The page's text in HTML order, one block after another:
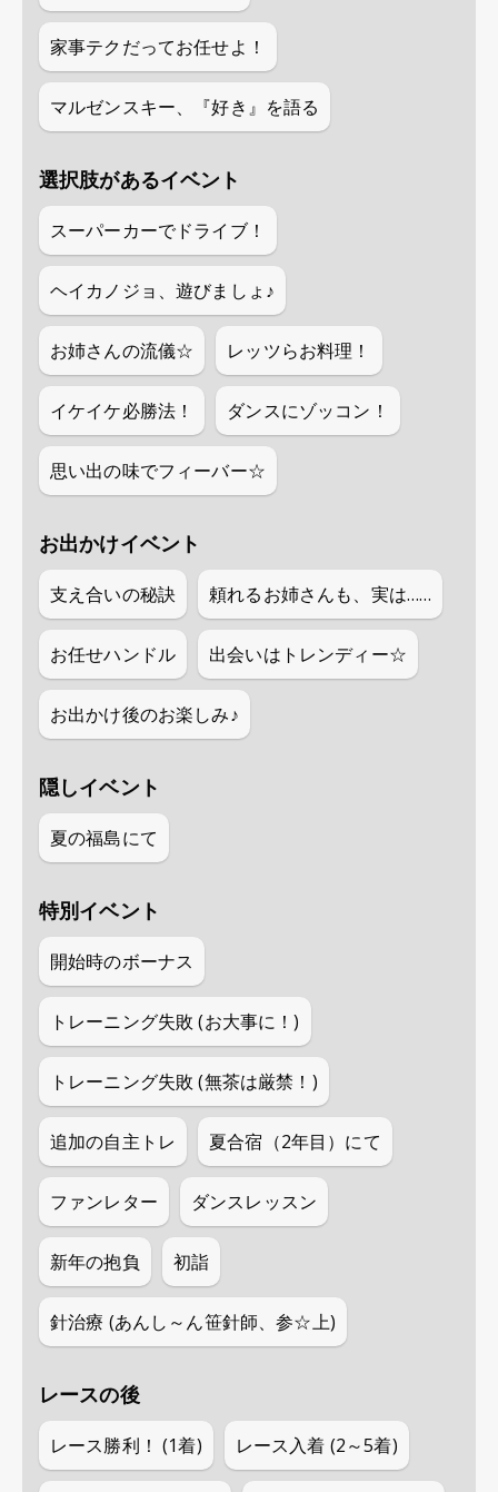
家事テクだってお任せよ！
マルゼンスキー、『好き』を語る
選択肢があるイベント
スーパーカーでドライブ！
ヘイカノジョ、遊びましょ♪
お姉さんの流儀☆ レッツらお料理！
イケイケ必勝法！ ダンスにゾッコン！
思い出の味でフィーバー☆
お出かけイベント
支え合いの秘訣 頼れるお姉さんも、実は……
お任せハンドル 出会いはトレンディー☆
お出かけ後のお楽しみ♪
隠しイベント
夏の福島にて
特別イベント
開始時のボーナス
トレーニング失敗 (お大事に！)
トレーニング失敗 (無茶は厳禁！)
追加の自主トレ 夏合宿（2年目）にて
ファンレター ダンスレッスン
新年の抱負 初詣
針治療 (あんし～ん笹針師、参☆上)
レースの後
レース勝利！ (1着) レース入着 (2～5着)